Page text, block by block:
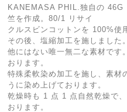
KANEMASA PHIL.独自の 46G
竺を作成。80/1 リサイ
クルスビンコットンを 100%使
その後、塩縮加工を施しました
他にはない唯一無二な素材です
おります。
特殊柔軟染め加工を施し、素材
うに染め上げております。
乾燥時も 1 点 1 点自然乾燥で
おります。